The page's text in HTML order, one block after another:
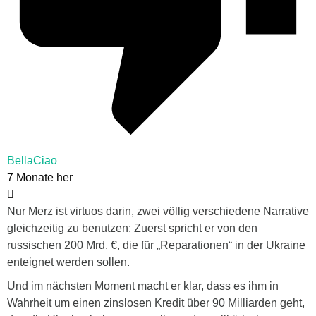
BellaCiao
7 Monate her
Nur Merz ist virtuos darin, zwei völlig verschiedene Narrative
gleichzeitig zu benutzen: Zuerst spricht er von den
russischen 200 Mrd. €, die für „Reparationen“ in der Ukraine
enteignet werden sollen.
Und im nächsten Moment macht er klar, dass es ihm in
Wahrheit um einen zinslosen Kredit über 90 Milliarden geht,